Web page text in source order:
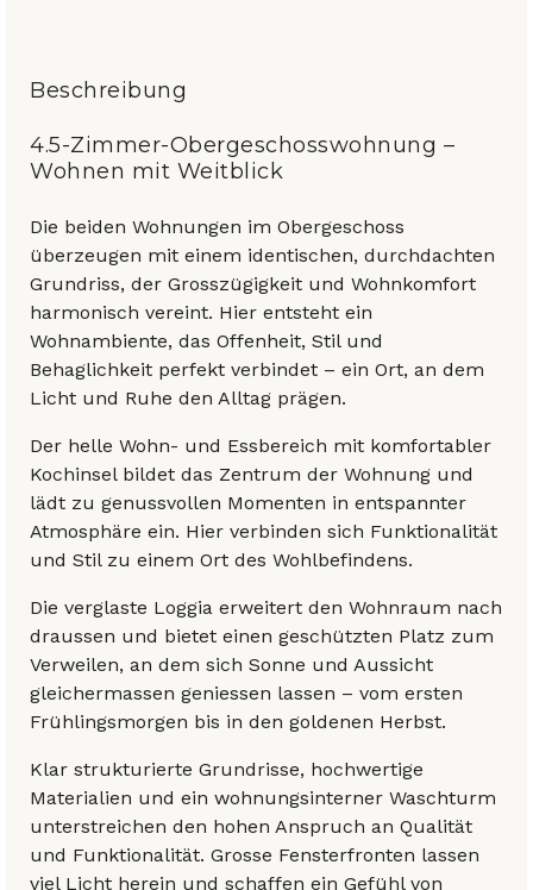
Beschreibung
4.5-Zimmer-Obergeschosswohnung –
Wohnen mit Weitblick
Die beiden Wohnungen im Obergeschoss
überzeugen mit einem identischen, durchdachten
Grundriss, der Grosszügigkeit und Wohnkomfort
harmonisch vereint. Hier entsteht ein
Wohnambiente, das Offenheit, Stil und
Behaglichkeit perfekt verbindet – ein Ort, an dem
Licht und Ruhe den Alltag prägen.
Der helle Wohn- und Essbereich mit komfortabler
Kochinsel bildet das Zentrum der Wohnung und
lädt zu genussvollen Momenten in entspannter
Atmosphäre ein. Hier verbinden sich Funktionalität
und Stil zu einem Ort des Wohlbefindens.
Die verglaste Loggia erweitert den Wohnraum nach
draussen und bietet einen geschützten Platz zum
Verweilen, an dem sich Sonne und Aussicht
gleichermassen geniessen lassen – vom ersten
Frühlingsmorgen bis in den goldenen Herbst.
Klar strukturierte Grundrisse, hochwertige
Materialien und ein wohnungsinterner Waschturm
unterstreichen den hohen Anspruch an Qualität
und Funktionalität. Grosse Fensterfronten lassen
viel Licht herein und schaffen ein Gefühl von